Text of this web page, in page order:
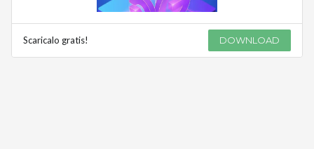
Scaricalo gratis! DOWNLOAD